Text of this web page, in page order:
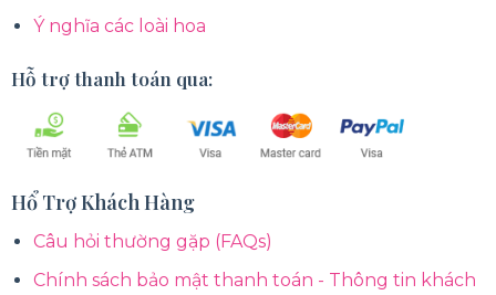
Ý nghĩa các loài hoa
Hỗ trợ thanh toán qua:
Hổ Trợ Khách Hàng
Câu hỏi thường gặp (FAQs)
Chính sách bảo mật thanh toán - Thông tin khách